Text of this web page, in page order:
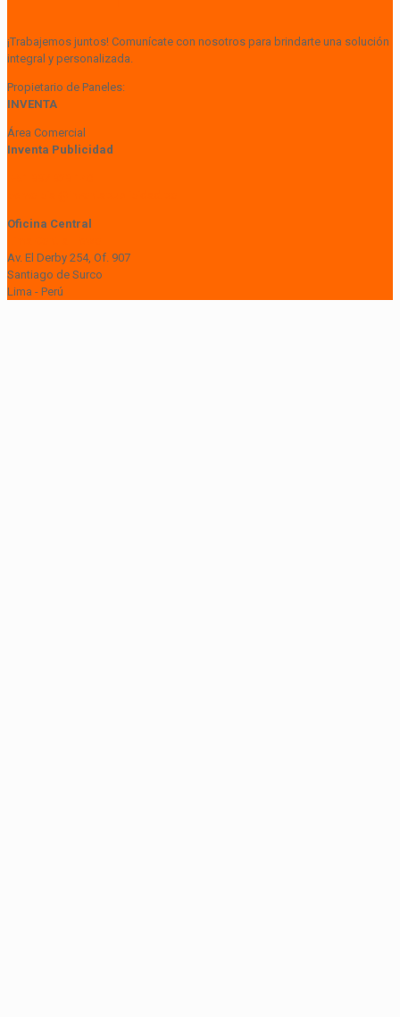
¡Trabajemos juntos! Comunícate con nosotros para brindarte una solución
integral y personalizada.
Propietario de Paneles:
INVENTA
Área Comercial
Inventa Publicidad
Oficina Central
Av. El Derby 254, Of. 907
Santiago de Surco
Lima - Perú